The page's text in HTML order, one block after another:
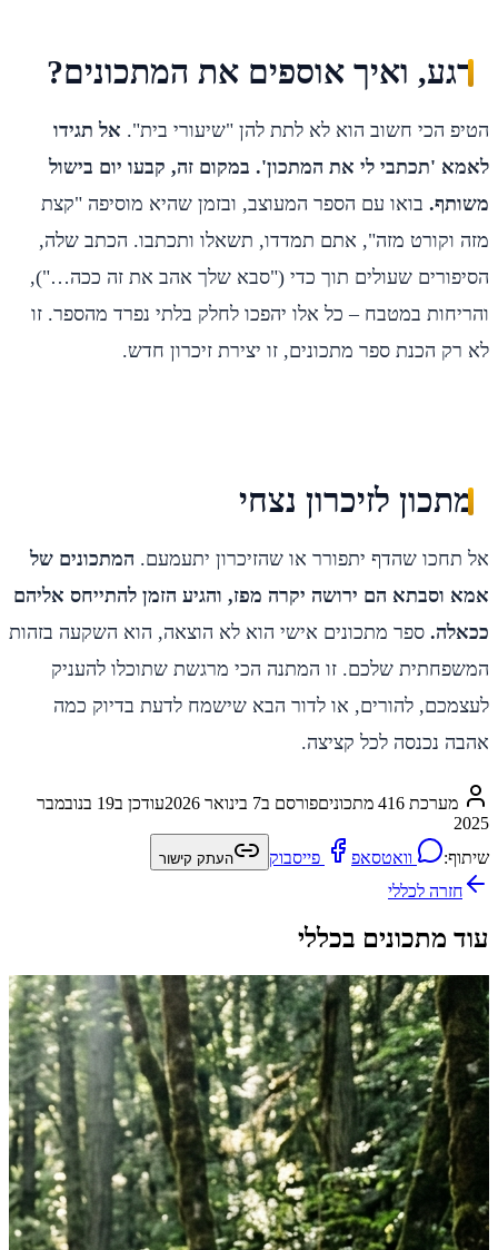
רגע, ואיך אוספים את המתכונים?
הטיפ הכי חשוב הוא לא לתת להן "שיעורי בית". אל תגידו
לאמא 'תכתבי לי את המתכון'. במקום זה, קבעו יום בישול
משותף. בואו עם הספר המעוצב, ובזמן שהיא מוסיפה "קצת
מזה וקורט מזה", אתם תמדדו, תשאלו ותכתבו. הכתב שלה,
הסיפורים שעולים תוך כדי ("סבא שלך אהב את זה ככה…"),
והריחות במטבח – כל אלו יהפכו לחלק בלתי נפרד מהספר. זו
לא רק הכנת ספר מתכונים, זו יצירת זיכרון חדש.
מתכון לזיכרון נצחי
אל תחכו שהדף יתפורר או שהזיכרון יתעמעם. המתכונים של
אמא וסבתא הם ירושה יקרה מפז, והגיע הזמן להתייחס אליהם
ככאלה. ספר מתכונים אישי הוא לא הוצאה, הוא השקעה בזהות
המשפחתית שלכם. זו המתנה הכי מרגשת שתוכלו להעניק
לעצמכם, להורים, או לדור הבא שישמח לדעת בדיוק כמה
אהבה נכנסה לכל קציצה.
מערכת 416 מתכונים פורסם ב7 בינואר 2026 עודכן ב
19 בנובמבר
2025
שיתוף:
וואטסאפ פייסבוק העתק קישור
חזרה לכללי
עוד מתכונים בכללי